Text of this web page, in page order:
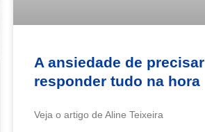
A ansiedade de precisar
responder tudo na hora
Veja o artigo de Aline Teixeira